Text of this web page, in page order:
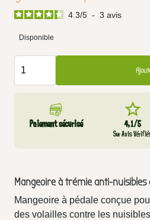
4.3/5 - 3 avis
Disponible
Paiement sécurisé 4,1/5
Sur Avis
Mangeoire à trémie anti-nuisibles
Mangeoire à pédale conçue
des volailles contre les